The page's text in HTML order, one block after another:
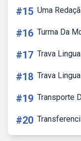
#15 Uma
#16 Turma Da
#17 Trava
#18 Trava
#19 Transporte
#20